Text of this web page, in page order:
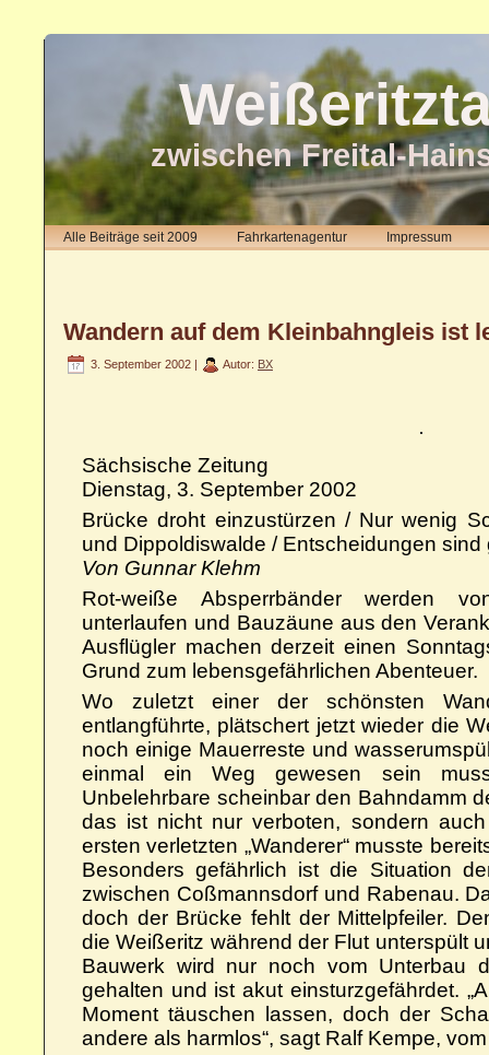
zwischen Freital-
Alle Beiträge seit 2009 Fahrkartenagentur Impressum
Wandern auf dem Kleinbahngleis ist
3. September 2002 | Autor: BX
Sächsische Zeitung
Dienstag, 3. September 2002
Brücke droht einzustürzen / Nur wenig
und Dippoldiswalde / Entscheidungen sind
Von Gunnar Klehm
Rot-weiße Absperrbänder werden
unterlaufen und Bauzäune aus den
Ausflügler machen derzeit einen
Grund zum lebensgefährlichen Abenteuer.
Wo zuletzt einer der schönsten
entlangführte, plätschert jetzt wieder die
noch einige Mauerreste und
einmal ein Weg gewesen sein
Unbelehrbare scheinbar den Bahndamm
das ist nicht nur verboten, sondern
ersten verletzten „Wanderer“ musste
Besonders gefährlich ist die Situation
zwischen Coßmannsdorf und Rabenau.
doch der Brücke fehlt der Mittelpfeiler.
die Weißeritz während der Flut unterspült
Bauwerk wird nur noch vom Unterbau
gehalten und ist akut einsturzgefährdet.
Moment täuschen lassen, doch der
andere als harmlos“, sagt Ralf Kempe,